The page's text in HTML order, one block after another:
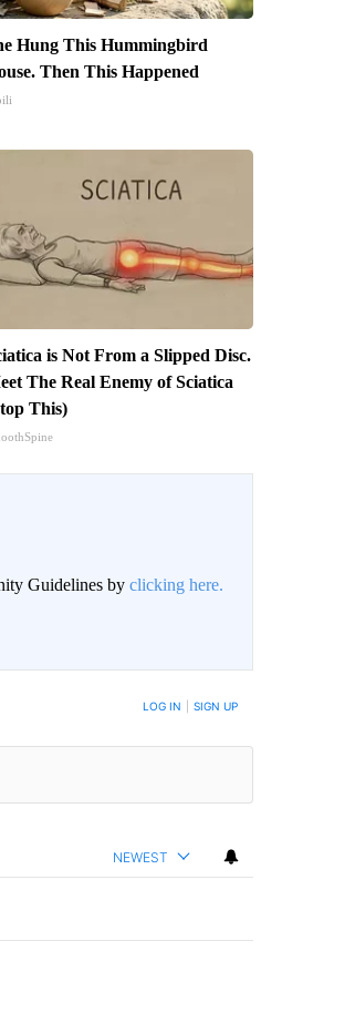
Hung This Hummingbird
Then This Happened
is Not From a Slipped Disc.
The Real Enemy of Sciatica
This)
Guidelines by clicking here.
ARE POSTED LOG IN SIGN UP
NEWEST